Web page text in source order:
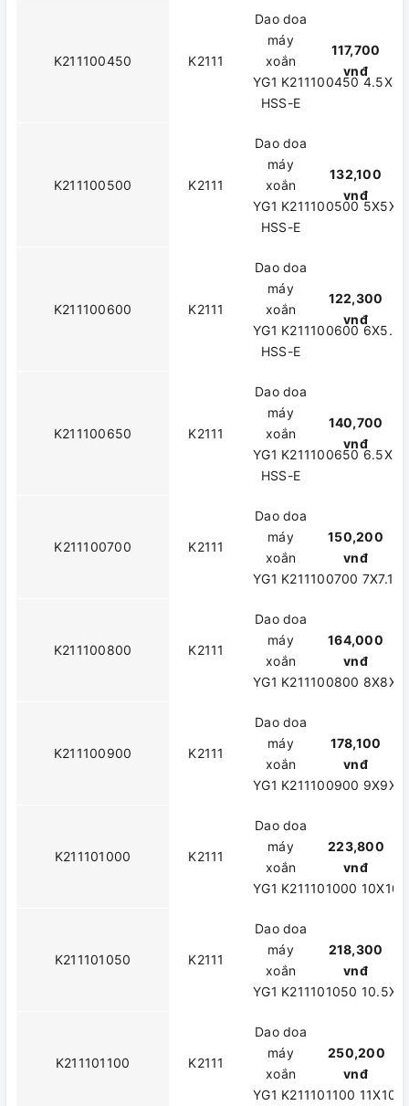
K211100450 K2111
Dao doa
máy
xoắn
YG1 K211100450
HSS-E
117,700
vnđ
K211100500 K2111
Dao doa
máy
xoắn
YG1 K211100500
HSS-E
132,100
vnđ
K211100600 K2111
Dao doa
máy
xoắn
YG1 K211100600
HSS-E
122,300
vnđ
K211100650 K2111
Dao doa
máy
xoắn
YG1 K211100650
HSS-E
140,700
vnđ
K211100700 K2111
Dao doa
máy
xoắn
YG1 K211100700
150,200
vnđ
K211100800 K2111
Dao doa
máy
xoắn
YG1 K211100800
164,000
vnđ
K211100900 K2111
Dao doa
máy
xoắn
YG1 K211100900
178,100
vnđ
K211101000 K2111
Dao doa
máy
xoắn
YG1 K211101000
223,800
vnđ
K211101050 K2111
Dao doa
máy
xoắn
YG1 K211101050
218,300
vnđ
K211101100 K2111
Dao doa
máy
xoắn
YG1 K211101100
250,200
vnđ